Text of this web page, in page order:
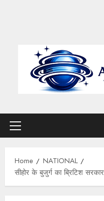
Primary
Home
NATIONAL
सीहोर के बुजुर्ग का ब्रिटिश